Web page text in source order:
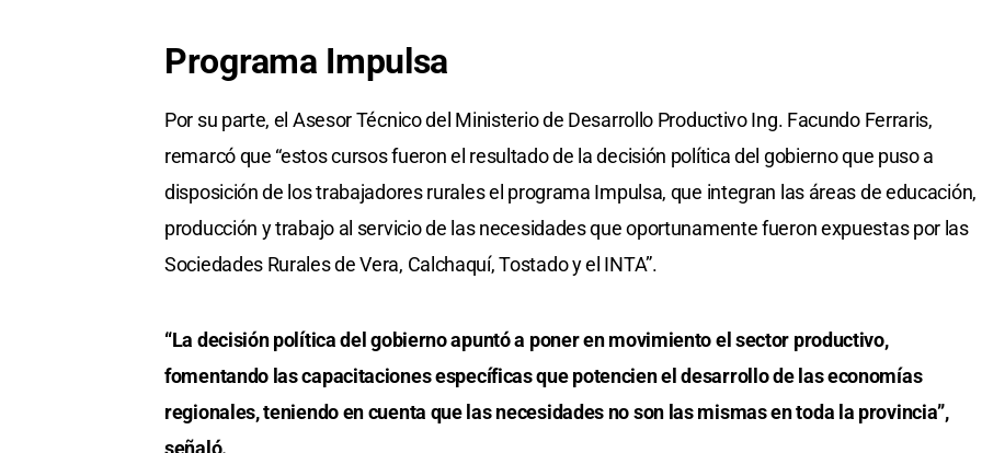
Programa Impulsa
Por su parte, el Asesor Técnico del Ministerio de Desarrollo Productivo Ing. Facundo Ferraris,
remarcó que “estos cursos fueron el resultado de la decisión política del gobierno que puso a
disposición de los trabajadores rurales el programa Impulsa, que integran las áreas de educación,
producción y trabajo al servicio de las necesidades que oportunamente fueron expuestas por las
Sociedades Rurales de Vera, Calchaquí, Tostado y el INTA”.
“La decisión política del gobierno apuntó a poner en movimiento el sector productivo,
fomentando las capacitaciones específicas que potencien el desarrollo de las economías
regionales, teniendo en cuenta que las necesidades no son las mismas en toda la provincia”,